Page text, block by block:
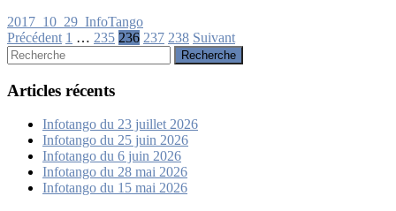
2017_10_29_InfoTango
Pagination
des
publications
Précédent 1 … 235 236 237 238 Suivant
Rechercher:
Articles récents
Infotango du 23 juillet 2026
Infotango du 25 juin 2026
Infotango du 6 juin 2026
Infotango du 28 mai 2026
Infotango du 15 mai 2026